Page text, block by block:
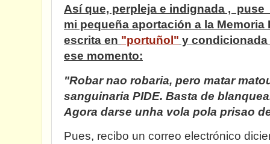
Así que, perpleja e indignada , puse
mi pequeña aportación a la
escrita en "portuñol" y condicionada
ese momento:
"Robar nao robaria, pero matar
sanguinaria PIDE. Basta de
Agora darse unha vola pola prisao
Pues, recibo un correo electrónico